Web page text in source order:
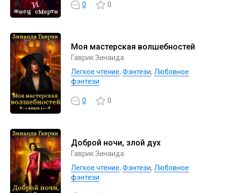
0 0
Моя мастерская волшебностей
Гаврик Зинаида
Легкое чтение, Фэнтези, Любовное
фэнтези
0 0
Доброй ночи, злой дух
Гаврик Зинаида
Легкое чтение, Фэнтези, Любовное
фэнтези